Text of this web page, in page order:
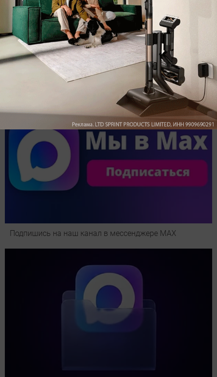
Обзор вертикального пылесоса Dreame Z40 AquaCycle
Pro: гибкий подход к уборке
Подпишись на наш канал в мессенджере МАХ